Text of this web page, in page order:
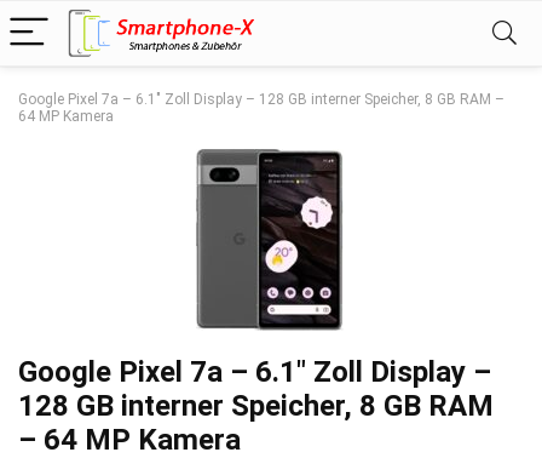
Google Pixel 7a – 6.1″ Zoll Display – 128 GB interner Speicher, 8 GB RAM –
64 MP Kamera
Google Pixel 7a – 6.1″ Zoll Display –
128 GB interner Speicher, 8 GB RAM
– 64 MP Kamera